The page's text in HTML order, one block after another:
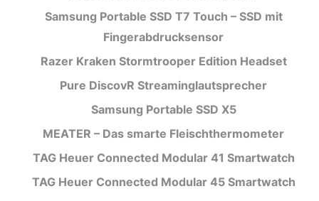
Samsung Portable SSD T7 Touch – SSD mit
Fingerabdrucksensor
Razer Kraken Stormtrooper Edition Headset
Pure DiscovR Streaminglautsprecher
Samsung Portable SSD X5
MEATER – Das smarte Fleischthermometer
TAG Heuer Connected Modular 41 Smartwatch
TAG Heuer Connected Modular 45 Smartwatch